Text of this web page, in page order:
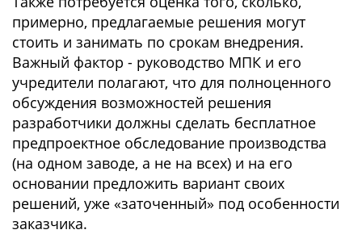
примерно, предлагаемые решения могут
стоить и занимать по срокам внедрения.
Важный фактор - руководство МПК и его
учредители полагают, что для полноценного
обсуждения возможностей решения
разработчики должны сделать бесплатное
предпроектное обследование производства
(на одном заводе, а не на всех) и на его
основании предложить вариант своих
решений, уже «заточенный» под особенности
заказчика.